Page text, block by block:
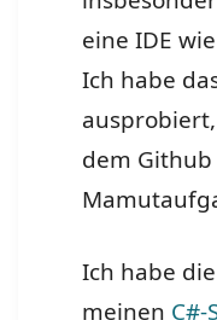
eine IDE
Ich habe
dem
Ich habe
meinen